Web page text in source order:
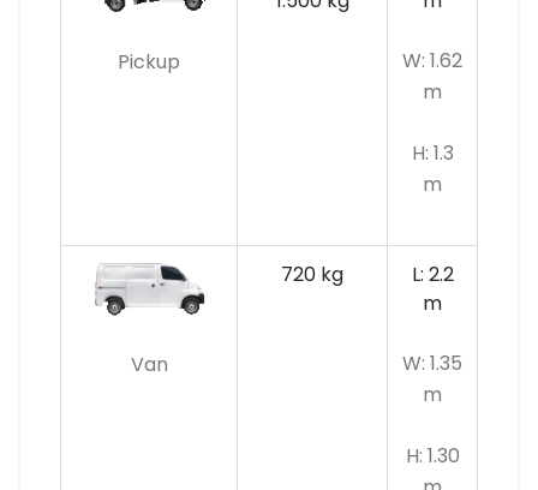
Pickup
W: 1.62
m
H: 1.3
m
Van
720 kg
L: 2.2
m
W: 1.35
m
H: 1.30